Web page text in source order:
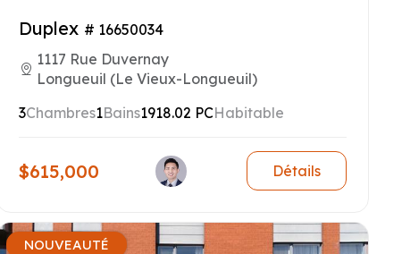
Duplex # 16650034
1117 Rue Duvernay
Longueuil (Le Vieux-Longueuil)
3Chambres1Bains1918.02 PCHabitable
$615,000 Détails
NOUVEAUTÉ